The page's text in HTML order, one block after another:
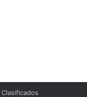
Clasificados